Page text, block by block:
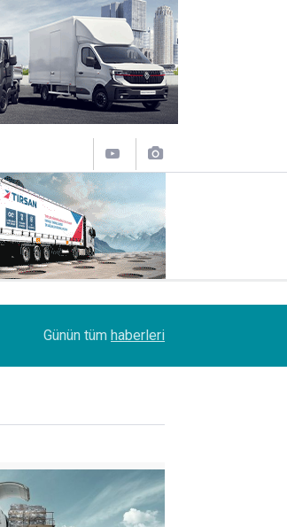
SOCAR Terminal de, MSC Tiger Servisi'nin
Günün tüm haberleri